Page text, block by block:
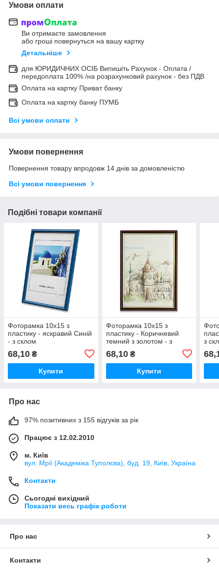
Умови оплати
Ви отримаєте замовлення
або гроші повернуться на вашу картку
Детальніше
для ЮРИДИЧНИХ ОСІБ Випишіть Рахунок - Оплата /
передоплата 100% /на розрахунковий рахунок - без ПДВ
Оплата на картку Приват банку
Оплата на картку банку ПУМБ
Всі умови оплати
Умови повернення
Повернення товару впродовж 14 днів за домовленістю
Всі умови повернення
Подібні товари компанії
Фоторамка 10х15 з
пластику - яскравий Синій
- з склом
68,10 ₴
Купити
Фоторамка 10х15 з
пластику - Коричневий
темний з золотом - з
68,10₴
Купити
з
Про нас
97% позитивних з 155 відгуків за рік
Працює з 12.02.2010
м. Київ
вул. Мрії (Академіка Туполєва), буд. 19, Київ, Україна
Контакти
Сьогодні вихідний
Показати весь графік роботи
Про нас
Контакти